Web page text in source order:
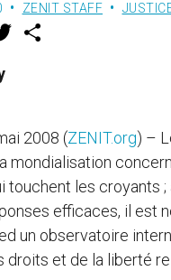
ZENIT STAFF
w
2008 (ZENIT.org) –
mondialisation
touchent les croyants ;
efficaces, il est
un observatoire
droits et de la liberté